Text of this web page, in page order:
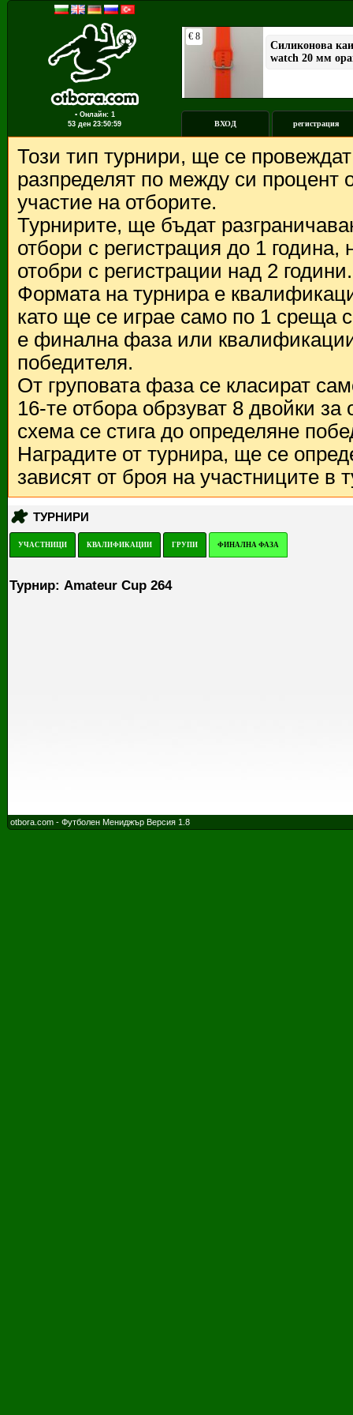
▪ Онлайн: 1
53 ден 23:50:59 ВХОД регистрация
Този тип турнири, ще се
разпределят по между си процент
участие на отборите.
Турнирите, ще бъдат
отбори с регистрация до 1
отобри с регистрации над 2 години.
Формата на турнира е
като ще се играе само по 1 среща
е финална фаза или
победителя.
От груповата фаза се класират
16-те отбора обрзуват 8 двойки
схема се стига до определяне
Наградите от турнира, ще се
зависят от броя на участниците в
ТУРНИРИ
УЧАСТНИЦИ КВАЛИФИКАЦИИ ГРУПИ ФИНАЛНА ФАЗА
Турнир: Amateur Cup 264
otbora.com - Футболен Мениджър Версия 1.8